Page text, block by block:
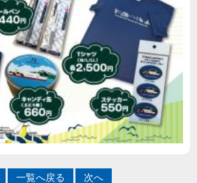
一覧へ戻る 次へ